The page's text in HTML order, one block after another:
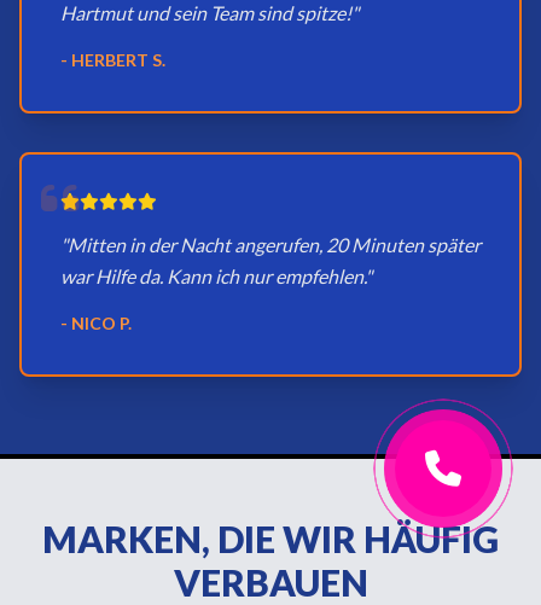
Hartmut und sein Team sind spitze!"
- HERBERT S.
"Mitten in der Nacht angerufen, 20 Minuten später
war Hilfe da. Kann ich nur empfehlen."
- NICO P.
MARKEN, DIE WIR HÄUFIG
VERBAUEN